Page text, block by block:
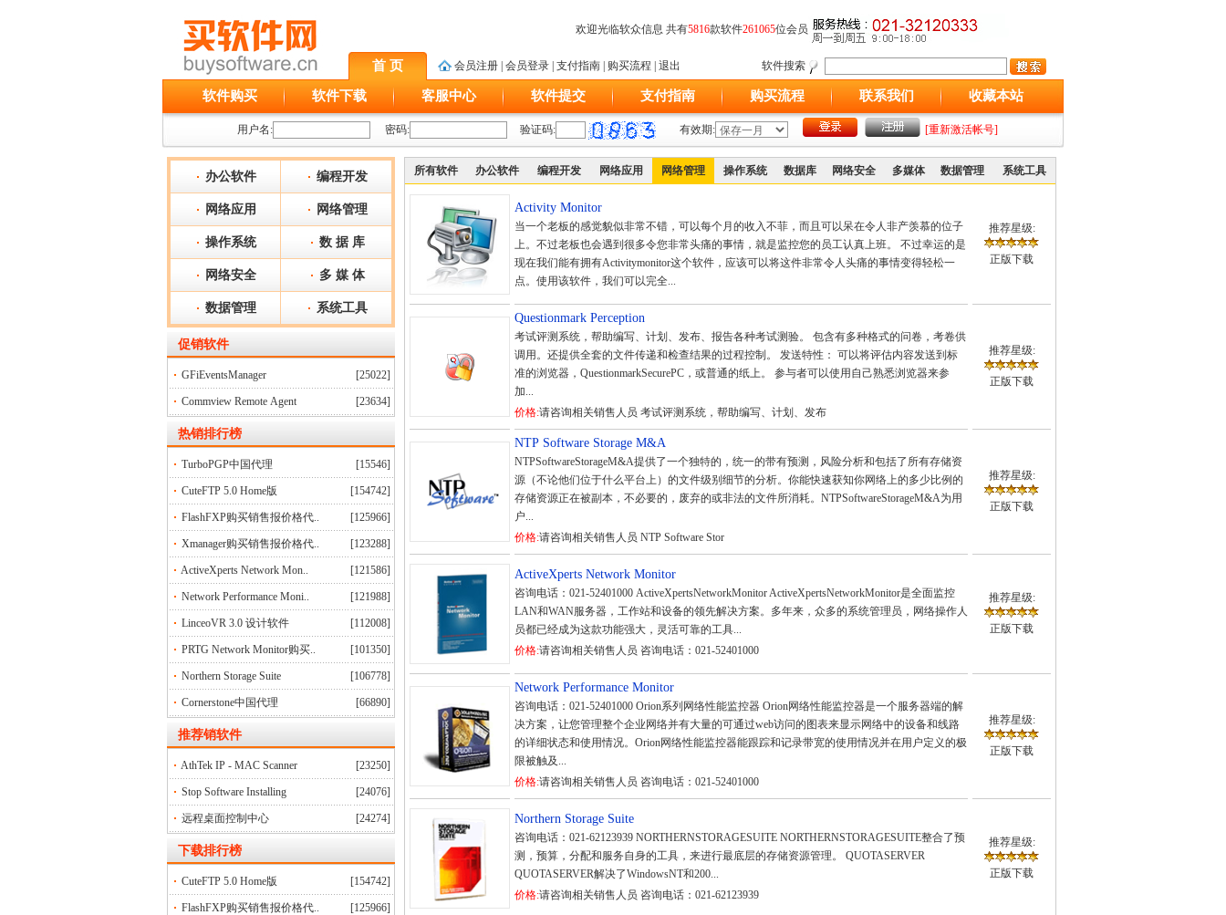
欢迎光临软众信息 共有5816款软件261065位会员
首 页 会员注册 会员登录 支付指南 购买流程 退出 软件搜索
软件购买 软件下载 客服中心 软件提交 支付指南 购买流程 联系我们 收藏本站
用户名: 密码: 验证码: 有效期: [重新激活帐号]
办公软件 编程开发
网络应用 网络管理
操作系统 数 据 库
网络安全 多 媒 体
数据管理 系统工具
促销软件
GFiEventsManager [25022]
Commview Remote Agent [23634]
热销排行榜
TurboPGP中国代理 [15546]
CuteFTP 5.0 Home版 [154742]
FlashFXP购买销售报价格代.. [125966]
Xmanager购买销售报价格代.. [123288]
ActiveXperts Network Mon.. [121586]
Network Performance Moni.. [121988]
LinceoVR 3.0 设计软件 [112008]
PRTG Network Monitor购买.. [101350]
Northern Storage Suite [106778]
Cornerstone中国代理 [66890]
推荐销软件
AthTek IP - MAC Scanner [23250]
Stop Software Installing [24076]
远程桌面控制中心 [24274]
下载排行榜
CuteFTP 5.0 Home版 [154742]
FlashFXP购买销售报价格代.. [125966]
所有软件 办公软件 编程开发 网络应用 网络管理 操作系统 数据库 网络安全 多媒体 数据管理 系统工具
Activity Monitor
当一个老板的感觉貌似非常不错，可以每个月的收入不菲，而且可以呆在令人非产羡慕的位子
上。不过老板也会遇到很多令您非常头痛的事情，就是监控您的员工认真上班。 不过幸运的是
现在我们能有拥有Activitymonitor这个软件，应该可以将这件非常令人头痛的事情变得轻松一
点。使用该软件，我们可以完全...
推荐星级:
正版下载
Questionmark Perception
考试评测系统，帮助编写、计划、发布、报告各种考试测验。 包含有多种格式的问卷，考卷供
调用。还提供全套的文件传递和检查结果的过程控制。 发送特性： 可以将评估内容发送到标
准的浏览器，QuestionmarkSecurePC，或普通的纸上。 参与者可以使用自己熟悉浏览器来参
加...
价格:请咨询相关销售人员 考试评测系统，帮助编写、计划、发布
推荐星级:
正版下载
NTP Software Storage M&A
NTPSoftwareStorageM&A提供了一个独特的，统一的带有预测，风险分析和包括了所有存储资
源（不论他们位于什么平台上）的文件级别细节的分析。你能快速获知你网络上的多少比例的
存储资源正在被副本，不必要的，废弃的或非法的文件所消耗。NTPSoftwareStorageM&A为用
户...
价格:请咨询相关销售人员 NTP Software Stor
推荐星级:
正版下载
ActiveXperts Network Monitor
咨询电话：021-52401000 ActiveXpertsNetworkMonitor ActiveXpertsNetworkMonitor是全面监控
LAN和WAN服务器，工作站和设备的领先解决方案。多年来，众多的系统管理员，网络操作人
员都已经成为这款功能强大，灵活可靠的工具...
价格:请咨询相关销售人员 咨询电话：021-52401000
推荐星级:
正版下载
Network Performance Monitor
咨询电话：021-52401000 Orion系列网络性能监控器 Orion网络性能监控器是一个服务器端的解
决方案，让您管理整个企业网络并有大量的可通过web访问的图表来显示网络中的设备和线路
的详细状态和使用情况。Orion网络性能监控器能跟踪和记录带宽的使用情况并在用户定义的极
限被触及...
价格:请咨询相关销售人员 咨询电话：021-52401000
推荐星级:
正版下载
Northern Storage Suite
咨询电话：021-62123939 NORTHERNSTORAGESUITE NORTHERNSTORAGESUITE整合了预
测，预算，分配和服务自身的工具，来进行最底层的存储资源管理。 QUOTASERVER
QUOTASERVER解决了WindowsNT和200...
价格:请咨询相关销售人员 咨询电话：021-62123939
推荐星级:
正版下载